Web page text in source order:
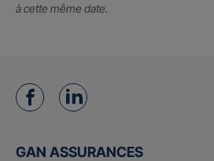
à cette même date.
GAN ASSURANCES